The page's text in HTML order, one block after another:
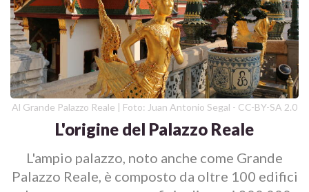
Al Grande Palazzo Reale | Foto: Juan Antonio Segal - CC-BY-SA 2.0
L'origine del Palazzo Reale
L'ampio palazzo, noto anche come Grande
Palazzo Reale, è composto da oltre 100 edifici